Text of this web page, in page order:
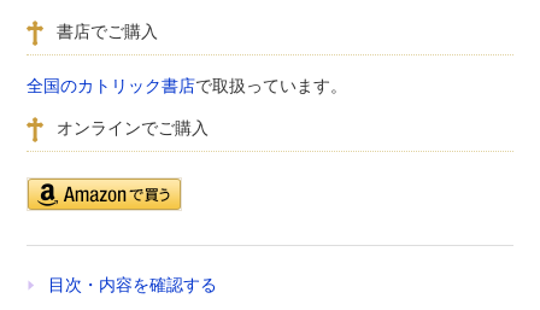
書店でご購入
全国のカトリック書店で取扱っています。
オンラインでご購入
目次・内容を確認する